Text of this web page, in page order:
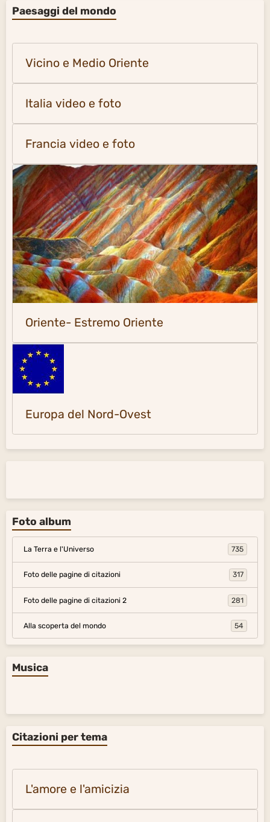
Paesaggi del mondo
Vicino e Medio Oriente
Italia video e foto
Francia video e foto
Oriente- Estremo Oriente
Europa del Nord-Ovest
Foto album
La Terra e l'Universo 735
Foto delle pagine di citazioni 317
Foto delle pagine di citazioni 2 281
Alla scoperta del mondo 54
Musica
Citazioni per tema
L'amore e l'amicizia